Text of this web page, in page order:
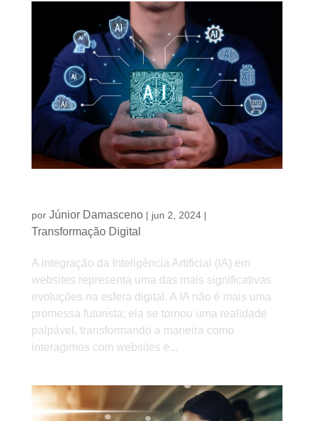
por Júnior Damasceno| jun 2, 2024|
Transformação Digital
A integração da Inteligência Artificial (IA) em
websites representa uma das mais significativas
evoluções na esfera digital. A IA não é mais uma
promessa futurista; ela se tornou uma realidade
palpável, transformando a maneira como
interagimos com websites e...